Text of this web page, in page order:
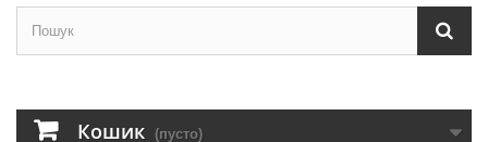
Кошик (пусто)